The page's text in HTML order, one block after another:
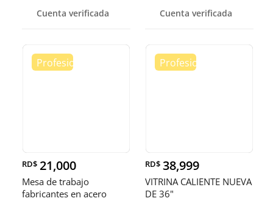
Cuenta verificada Cuenta verificada
RD$ 21,000
Mesa de trabajo
fabricantes en acero
RD$ 38,999
VITRINA CALIENTE NUEVA
DE 36"